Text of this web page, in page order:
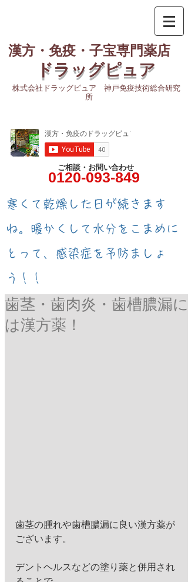
漢方・免疫・子宝専門薬店
ドラッグピュア
株式会社ドラッグピュア 神戸免疫技術総合研究
所
ご相談・お問い合わせ
0120-093-849
​寒くて乾燥した日が続きます
ね。暖かくして水分をこまめに
とって、感染症を予防ましょ
う！！
歯茎・歯肉炎・歯槽膿漏に
は漢方薬！
歯茎の腫れや歯槽膿漏に良い漢方薬が
ございます。
デントヘルスなどの塗り薬と併用され